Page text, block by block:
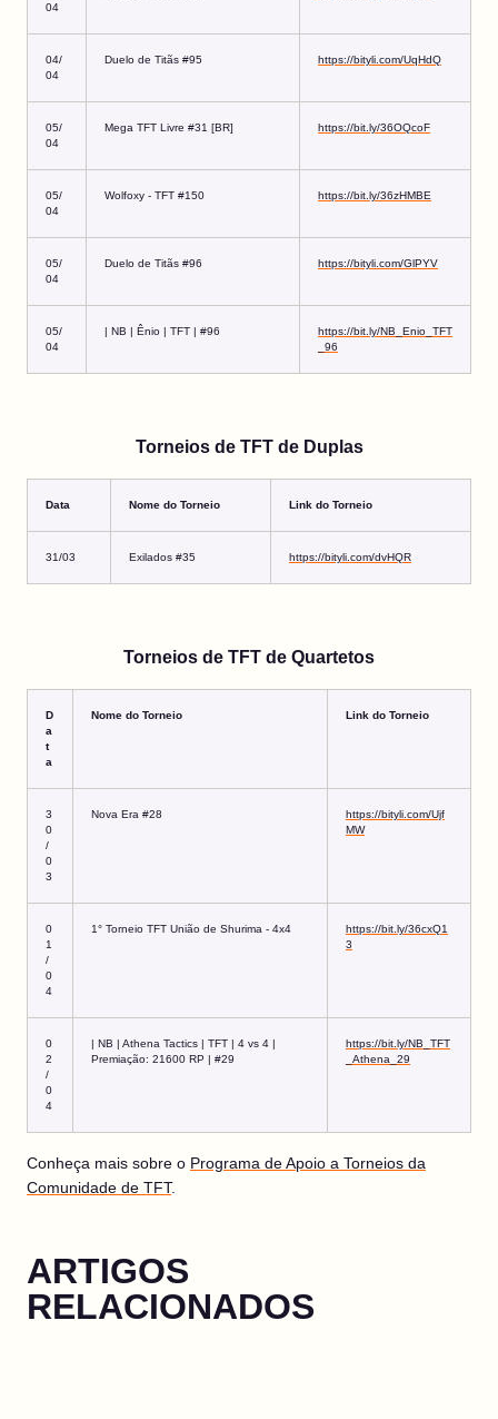
04
04/
04
Duelo de Titãs #95 https://bityli.com/UqHdQ
05/
04
Mega TFT Livre #31 [BR] https://bit.ly/36OQcoF
05/
04
Wolfoxy - TFT #150 https://bit.ly/36zHMBE
05/
04
Duelo de Titãs #96 https://bityli.com/GlPYV
05/
04
| NB | Ênio | TFT | #96
https://bit.ly/NB_Enio_TFT
_96
Torneios de TFT de Duplas
Data Nome do Torneio Link do Torneio
31/03 Exilados #35 https://bityli.com/dvHQR
Torneios de TFT de Quartetos
D
a
t
a
Nome do Torneio Link do Torneio
3
0
/
0
3
Nova Era #28
https://bityli.com/Ujf
MW
0
1
/
0
4
1° Torneio TFT União de Shurima - 4x4
https://bit.ly/36cxQ1
3
0
2
/
0
4
| NB | Athena Tactics | TFT | 4 vs 4 |
Premiação: 21600 RP | #29
https://bit.ly/NB_TFT
_Athena_29
Conheça mais sobre o Programa de Apoio a Torneios da
Comunidade de TFT.
ARTIGOS
RELACIONADOS